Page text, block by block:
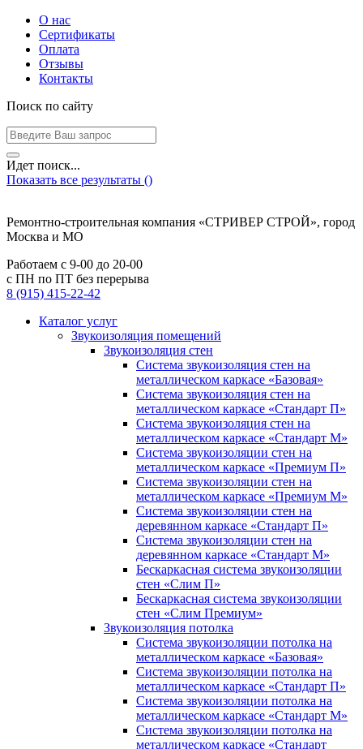
О нас
Сертификаты
Оплата
Отзывы
Контакты
Поиск по сайту
Идет поиск...
Показать все результаты ()
Ремонтно-строительная компания «СТРИВЕР СТРОЙ», город
Москва и МО
Работаем с 9-00 до 20-00
с ПН по ПТ без перерыва
8 (915) 415-22-42
Каталог услуг
Звукоизоляция помещений
Звукоизоляция стен
Система звукоизоляция стен на
металлическом каркасе «Базовая»
Система звукоизоляция стен на
металлическом каркасе «Стандарт П»
Система звукоизоляция стен на
металлическом каркасе «Стандарт М»
Система звукоизоляции стен на
металлическом каркасе «Премиум П»
Система звукоизоляции стен на
металлическом каркасе «Премиум М»
Система звукоизоляции стен на
деревянном каркасе «Стандарт П»
Система звукоизоляции стен на
деревянном каркасе «Стандарт М»
Бескаркасная система звукоизоляции
стен «Слим П»
Бескаркасная система звукоизоляции
стен «Слим Премиум»
Звукоизоляция потолка
Система звукоизоляции потолка на
металлическом каркасе «Базовая»
Система звукоизоляции потолка на
металлическом каркасе «Стандарт П»
Система звукоизоляции потолка на
металлическом каркасе «Стандарт М»
Система звукоизоляции потолка на
металлическом каркасе «Стандарт